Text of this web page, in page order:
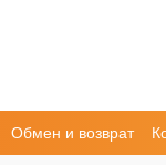
Обмен и возврат